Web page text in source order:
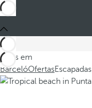
Estes em
BarcelóOfertas